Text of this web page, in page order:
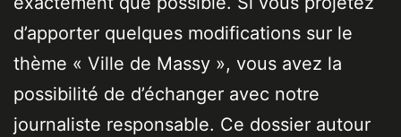
d’apporter quelques modifications sur le
thème « Ville de Massy », vous avez la
possibilité de d’échanger avec notre
journaliste responsable. Ce dossier autour